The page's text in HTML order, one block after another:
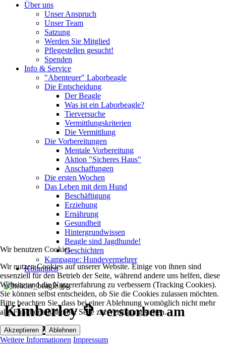
Über uns
Unser Anspruch
Unser Team
Satzung
Werden Sie Mitglied
Pflegestellen gesucht!
Spenden
Info & Service
"Abenteuer" Laborbeagle
Die Entscheidung
Der Beagle
Was ist ein Laborbeagle?
Tierversuche
Vermittlungskriterien
Die Vermittlung
Die Vorbereitungen
Mentale Vorbereitung
Aktion "Sicheres Haus"
Anschaffungen
Die ersten Wochen
Das Leben mit dem Hund
Beschäftigung
Erziehung
Ernährung
Gesundheit
Hintergrundwissen
Beagle sind Jagdhunde!
Geschichten
Kampagne: Hundevermehrer
Kolumnen
Kimberley ✞verstorben am
22.06.2021
Wir benutzen Cookies
Wir nutzen Cookies auf unserer Website. Einige von ihnen sind
essenziell für den Betrieb der Seite, während andere uns helfen, diese
Website und die Nutzererfahrung zu verbessern (Tracking Cookies).
Sie können selbst entscheiden, ob Sie die Cookies zulassen möchten.
Bitte beachten Sie, dass bei einer Ablehnung womöglich nicht mehr
alle Funktionalitäten der Seite zur Verfügung stehen.
Akzeptieren Ablehnen
Weitere Informationen Impressum